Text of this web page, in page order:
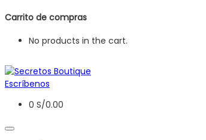
Carrito de compras
No products in the cart.
Escríbenos
0 S/0.00